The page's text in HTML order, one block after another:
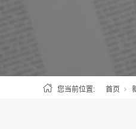
您当前位置: 首页